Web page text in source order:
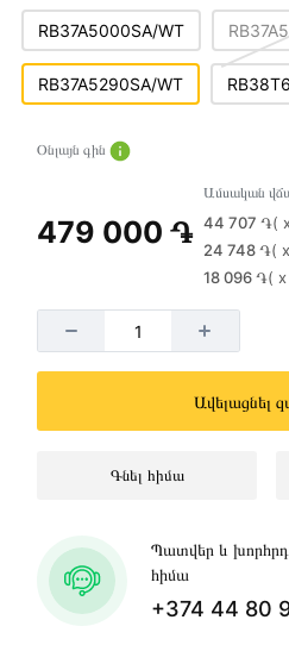
RB37A5000SA/WT
RB37A5290SA/WT
Օնլայն գին
479 000 ֏
Ամսական
44 707 ֏(
24 748 ֏(
18 096 ֏(
Ավելացնել
Գնել հիմա
Պատվեր և
հիմա
+374 44 80